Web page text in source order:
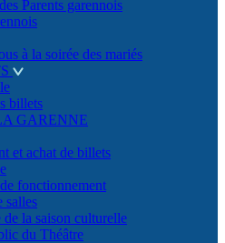
Parents garennois
à la soirée des mariés
billets
GARENNE
et achat de billets
fonctionnement
salles
de la saison culturelle
du Théâtre